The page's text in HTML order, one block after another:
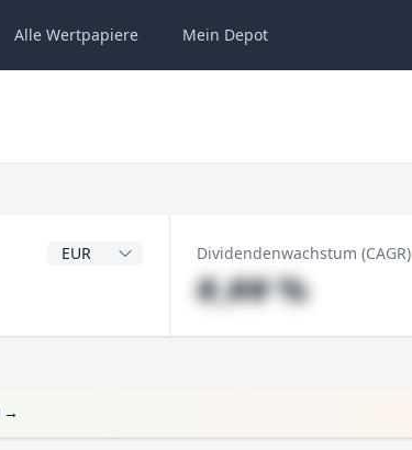
Alle Wertpapiere Mein Depot
DividendenwährungDividendenwachstum (CAGR)
#,## %
→